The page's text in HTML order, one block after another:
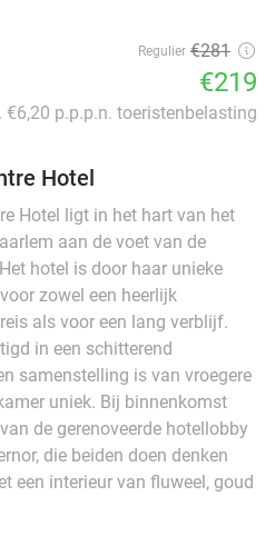
Regulier €281
€219
€6,20 p.p.p.n. toeristenbelasting
Hotel
Hotel ligt in het hart van het
aan de voet van de
hotel is door haar unieke
zowel een heerlijk
als voor een lang verblijf.
in een schitterend
samenstelling is van vroegere
uniek. Bij binnenkomst
de gerenoveerde hotellobby
die beiden doen denken
een interieur van fluweel, goud